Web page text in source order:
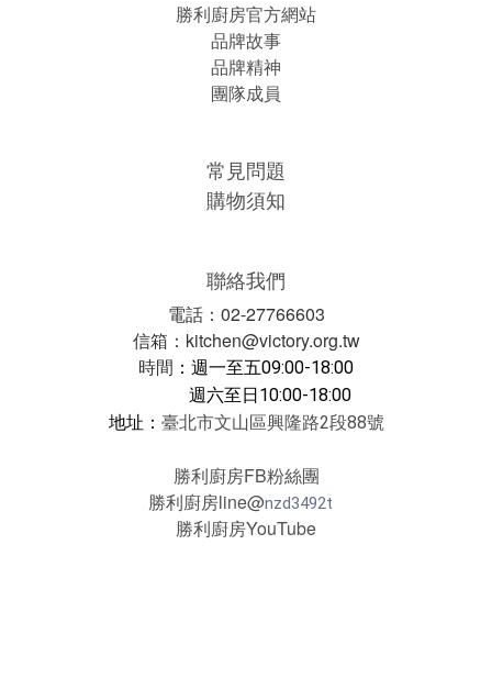
勝利廚房官方網站
品牌故事
品牌精神
團隊成員
常見問題
購物須知
聯絡我們
電話：02-27766603
信箱：kitchen@victory.org.tw
時間 ： 週一至五09:00-18:00
週六至日10:00-18:00
地址： 臺北市文山區興隆路2段88號
勝利廚房FB粉絲團
勝利廚房line@nzd3492t
勝利廚房YouTube